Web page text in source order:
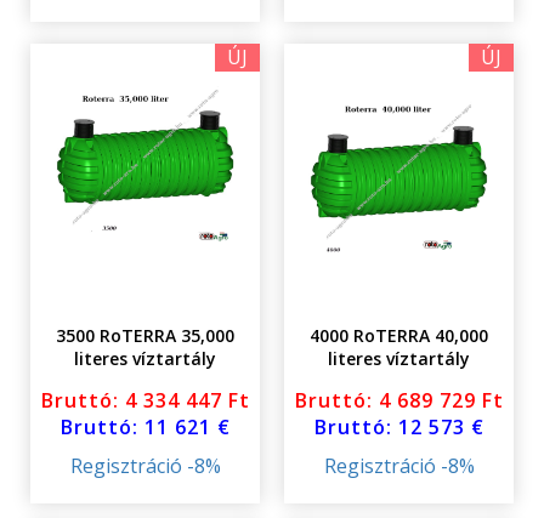
ÚJ
3500 RoTERRA 35,000
literes víztartály
Bruttó: 4 334 447 Ft
Bruttó: 11 621 €
Regisztráció -8%
ÚJ
4000 RoTERRA 40,000
literes víztartály
Bruttó: 4 689 729 Ft
Bruttó: 12 573 €
Regisztráció -8%